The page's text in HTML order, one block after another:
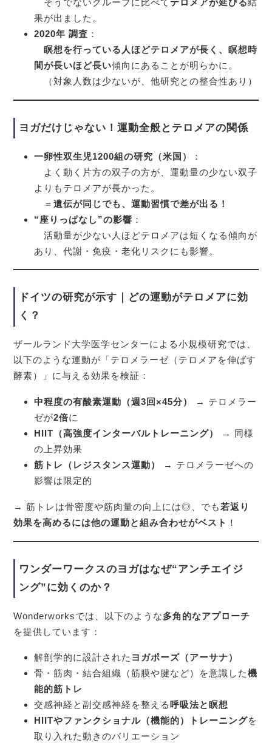
果が出ました。
2020年 調査 ：
瞑想を行っている人ほどテロメアが長く、瞑想時
間が長いほど長い傾向にあることが明らかに。
（対象人数は少ないが、他研究との整合性あり）
ヨガだけじゃない！運動全般とテロメアの関係
一卵性双生児1200組の研究（米国）
：
よく動く片方の双子の方が、運動量の少ない双子
よりもテロメアが長かった。
＝ 遺伝が同じでも、運動習慣で差が出る！
“座りっぱなし”の影響 ：
活動量が少ない人ほどテロメアは短くなる傾向が
あり、代謝・免疫・老化リスクにも影響。
ドイツの研究が示す｜どの運動がテロメアに効
く？
ザールランド大学医学センターによる小規模研究では、
以下のような運動が「テロメラーゼ（テロメアを伸ばす
酵素）」に与える効果を検証：
中程度の有酸素運動（週3回×45分）
→ テロメラー
ゼが2倍に
HIIT（高強度インターバルトレーニング）
→ 同様
の上昇効果
筋トレ（レジスタンス運動）
→ テロメラーゼへの
影響は限定的
→ 筋トレは骨密度や筋肉量の向上には◎、でも若返り
効果を高めるには他の運動と組み合わせがベスト ！
ワンダーワークスのヨガはなぜ“アンチエイジ
ング”に効くのか？
Wonderworksでは、以下のような多角的なアプローチ
を提供しています：
解剖学的に設計された ヨガポーズ（アーサナ）
骨・筋肉・結合組織（筋膜や腱など）を意識した機
能的筋トレ
交感神経と副交感神経を整える呼吸法と瞑想
HIITやファンクショナル（機能的）トレーニングを
取り入れた動きのバリエーション